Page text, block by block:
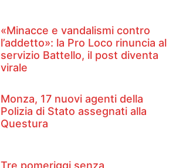
«Minacce e vandalismi contro
l’addetto»: la Pro Loco rinuncia al
servizio Battello, il post diventa
virale
Monza, 17 nuovi agenti della
Polizia di Stato assegnati alla
Questura
Tre pomeriggi senza